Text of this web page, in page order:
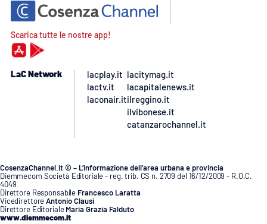
Scarica tutte le nostre app!
LaC Network
lacplay.it
lactv.it
laconair.it
lacitymag.it
lacapitalenews.it
ilreggino.it
ilvibonese.it
catanzarochannel.it
CosenzaChannel.it © – L’informazione dell’area urbana e provincia
Diemmecom Società Editoriale - reg. trib. CS n. 2709 del 16/12/2009 - R.O.C.
4049
Direttore Responsabile Francesco Laratta
VicedirettoreAntonio Clausi
Direttore Editoriale Maria Grazia Falduto
www.diemmecom.it